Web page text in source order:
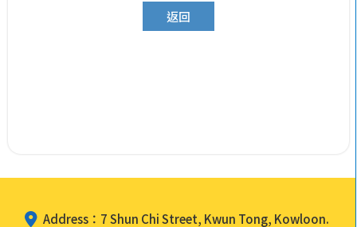
返回
Address：7 Shun Chi Street, Kwun Tong, Kowloon.